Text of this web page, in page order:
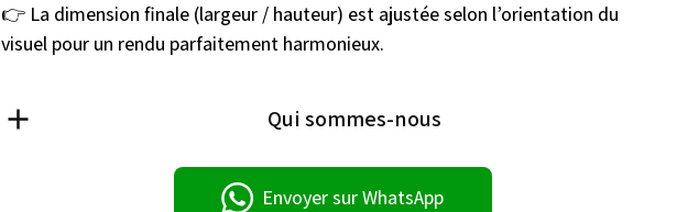
👉 La dimension finale (largeur / hauteur) est ajustée selon l’orientation du
visuel pour un rendu parfaitement harmonieux.
Qui sommes-nous
Envoyer sur WhatsApp